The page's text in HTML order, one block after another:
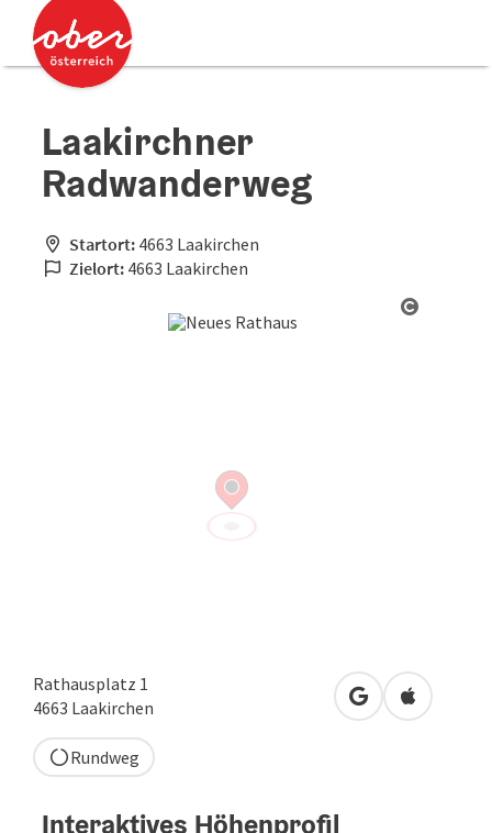
Zum Inhalt
Zum Seitenanfang
Laakirchner
Radwanderweg
Startort: 4663 Laakirchen
Zielort: 4663 Laakirchen
Rathausplatz 1
4663 Laakirchen in Google Maps
in Apple
Rundweg
Interaktives Höhenprofil